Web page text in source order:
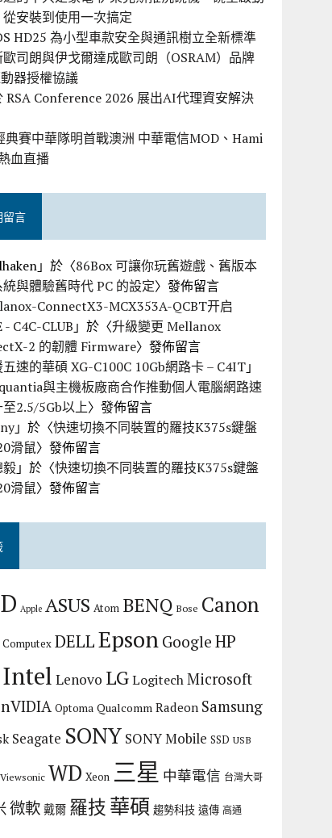
安裝到使用一次搞定
HD25 為小型車款安全與通訊樹立全新標準
司朗與伊戈爾達成歐司朗（OSRAM）品牌
器授權協議
RSA Conference 2026 展出AI代理資安解決
典賽中華隊明首戰澳洲 中華電信MOD、Hami
血直播
留言
」於〈86Box 可讓你玩舊遊戲、舊版本
與體驗舊時代 PC 的設定〉發佈留言
ConnectX3-MCX353A-QCBT开启
- C4C-CLUB 」於〈升級變更 Mellanox
2 的韌體 Firmware〉發佈留言
五速的華碩 XG-C100C 10Gb網路卡 – C4IT」
與主機板廠商合作推動個人電腦網路速
2.5/5Gb以上〉發佈留言
」於〈快速切換不同裝置的羅技K375s鍵盤
滑鼠〉發佈留言
毅」於〈快速切換不同裝置的羅技K375s鍵盤
滑鼠〉發佈留言
Apple ASUS Atom BENQ Bose Canon
Computex DELLEpson Google HP
Intel Lenovo LGLogitechMicrosoft
nVIDIA Optoma Qualcomm Radeon Samsung
Seagate SONY SONY Mobile SSD USB
Viewsonic WD Xeon 三星 中華電信 台灣大哥
微軟 戴爾 羅技華碩 趨勢科技 遠傳 高通